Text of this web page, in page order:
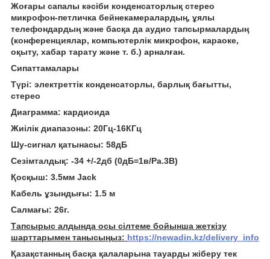
Жоғары сапалы кәсіби конденсаторлық стерео
микрофон-петличка бейнекамералардың, ұялы
телефондардың және басқа да аудио тапсырмалардың
(конференциялар, компьютерлік микрофон, караоке,
оқыту, хабар тарату және т. б.) арналған.
Сипаттамалары
Түрі: электреттік конденсаторлы, барлық бағытты,
стерео
Диаграмма: кардиоида
Жиілік диапазоны: 20Гц-16КГц
Шу-сигнал қатынасы: 58дБ
Сезімталдық: -34 +/-2дб (0дБ=1в/Ра.3В)
Қосқыш: 3.5мм Jack
Кабель ұзындығы: 1.5 м
Салмағы: 26г.
Тапсырыс алдында осы сілтеме бойынша жеткізу
шарттарымен танысыңыз: https://newadin.kz/delivery_info
Қазақстанның басқа қалаларына тауарды жіберу тек